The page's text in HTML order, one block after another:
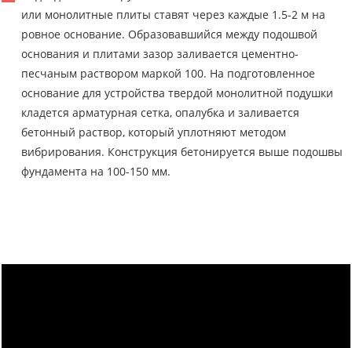
или монолитные плиты ставят через каждые 1.5-2 м на
ровное основание. Образовавшийся между подошвой
основания и плитами зазор заливается цементно-
песчаным раствором маркой 100. На подготовленное
основание для устройства твердой монолитной подушки
кладется арматурная сетка, опалубка и заливается
бетонный раствор, который уплотняют методом
вибрирования. Конструкция бетонируется выше подошвы
фундамента на 100-150 мм.